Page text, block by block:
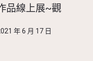
品線上展~觀
年 6 月 17 日